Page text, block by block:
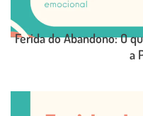
LEIA O
Ferida do Abandono: O
a